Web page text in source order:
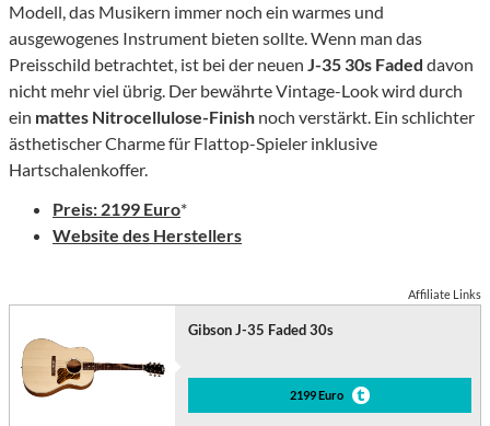
Modell, das Musikern immer noch ein warmes und
ausgewogenes Instrument bieten sollte. Wenn man das
Preisschild betrachtet, ist bei der neuen J-35 30s Faded davon
nicht mehr viel übrig. Der bewährte Vintage-Look wird durch
ein mattes Nitrocellulose-Finish noch verstärkt. Ein schlichter
ästhetischer Charme für Flattop-Spieler inklusive
Hartschalenkoffer.
Preis: 2199 Euro*
Website des Herstellers
Affiliate Links
Gibson J-35 Faded 30s
2199 Euro